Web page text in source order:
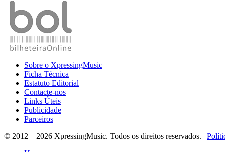
Sobre o XpressingMusic
Ficha Técnica
Estatuto Editorial
Contacte-nos
Links Úteis
Publicidade
Parceiros
© 2012 – 2026 XpressingMusic. Todos os direitos reservados. |